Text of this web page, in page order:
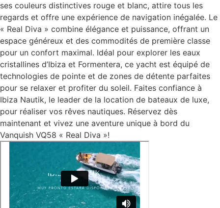
ses couleurs distinctives rouge et blanc, attire tous les
regards et offre une expérience de navigation inégalée. Le
« Real Diva » combine élégance et puissance, offrant un
espace généreux et des commodités de première classe
pour un confort maximal. Idéal pour explorer les eaux
cristallines d’Ibiza et Formentera, ce yacht est équipé de
technologies de pointe et de zones de détente parfaites
pour se relaxer et profiter du soleil. Faites confiance à
Ibiza Nautik, le leader de la location de bateaux de luxe,
pour réaliser vos rêves nautiques. Réservez dès
maintenant et vivez une aventure unique à bord du
Vanquish VQ58 « Real Diva »!